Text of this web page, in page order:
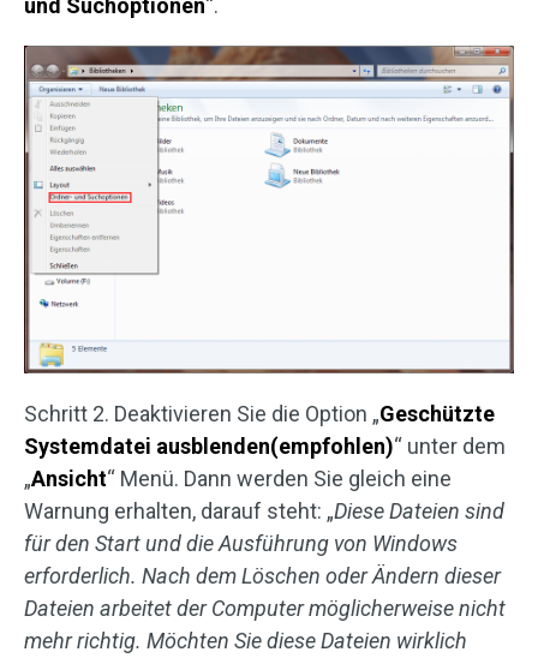
und Suchoptionen“.
Schritt 2. Deaktivieren Sie die Option „Geschützte
Systemdatei ausblenden(empfohlen)“ unter dem
„Ansicht“ Menü. Dann werden Sie gleich eine
Warnung erhalten, darauf steht: „Diese Dateien sind
für den Start und die Ausführung von Windows
erforderlich. Nach dem Löschen oder Ändern dieser
Dateien arbeitet der Computer möglicherweise nicht
mehr richtig. Möchten Sie diese Dateien wirklich